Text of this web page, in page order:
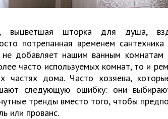
выцветшая шторка для душа,
потрепанная временем
добавляет нашим ванным комнатам
часто используемых комнат, то и
частях дома. Часто хозяева,
следующую ошибку: они
тренды вместо того, чтобы
или прованс.